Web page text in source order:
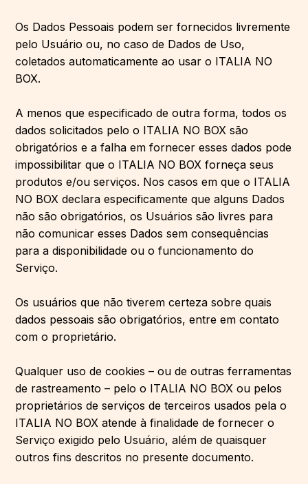
Os Dados Pessoais podem ser fornecidos livremente
pelo Usuário ou, no caso de Dados de Uso,
coletados automaticamente ao usar o ITALIA NO
BOX.
A menos que especificado de outra forma, todos os
dados solicitados pelo o ITALIA NO BOX são
obrigatórios e a falha em fornecer esses dados pode
impossibilitar que o ITALIA NO BOX forneça seus
produtos e/ou serviços. Nos casos em que o ITALIA
NO BOX declara especificamente que alguns Dados
não são obrigatórios, os Usuários são livres para
não comunicar esses Dados sem consequências
para a disponibilidade ou o funcionamento do
Serviço.
Os usuários que não tiverem certeza sobre quais
dados pessoais são obrigatórios, entre em contato
com o proprietário.
Qualquer uso de cookies – ou de outras ferramentas
de rastreamento – pelo o ITALIA NO BOX ou pelos
proprietários de serviços de terceiros usados ​​pela o
ITALIA NO BOX atende à finalidade de fornecer o
Serviço exigido pelo Usuário, além de quaisquer
outros fins descritos no presente documento.